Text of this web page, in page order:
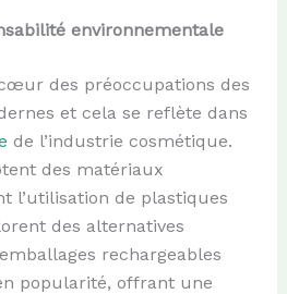
environnementale
des préoccupations des
et cela se reflète dans
de l’industrie cosmétique.
des matériaux
l’utilisation de plastiques
des alternatives
rechargeables
popularité, offrant une